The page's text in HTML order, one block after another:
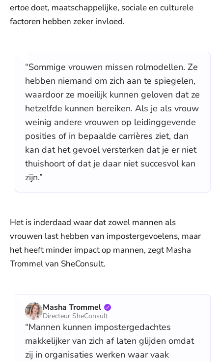
ertoe doet, maatschappelijke, sociale en culturele
factoren hebben zeker invloed.
“Sommige vrouwen missen rolmodellen. Ze
hebben niemand om zich aan te spiegelen,
waardoor ze moeilijk kunnen geloven dat ze
hetzelfde kunnen bereiken. Als je als vrouw
weinig andere vrouwen op leidinggevende
posities of in bepaalde carrières ziet, dan
kan dat het gevoel versterken dat je er niet
thuishoort of dat je daar niet succesvol kan
zijn.”
Het is inderdaad waar dat zowel mannen als
vrouwen last hebben van impostergevoelens, maar
het heeft minder impact op mannen, zegt Masha
Trommel van SheConsult.
Masha Trommel
Directeur SheConsult
“Mannen kunnen impostergedachtes
makkelijker van zich af laten glijden omdat
zij in organisaties werken waar vaak